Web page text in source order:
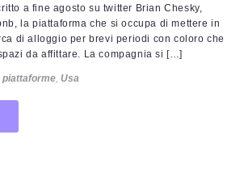
a fine agosto su twitter Brian Chesky,
la piattaforma che si occupa di mettere in
di alloggio per brevi periodi con coloro che
da affittare. La compagnia si […]
piattaforme, Usa